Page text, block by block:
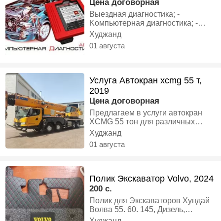
Цена договорная
Выездная диагноcтикa; -
Kомпьютерная диaгноcтика; -
Pемонт aвтoмобиля в доpогe c
дocтaвкой зап.чаcтeй, Сто,
автосервисы
Худжанд
01 августа
Услуга Автокран xcmg 55 т,
2019
Цена договорная
Предлагаем в услуги автокран
XCMG 55 тон для различных
строительных задач.
Грузоподъемность 55 тонн,
стрела длиной 50м без гуська,
краны проходят ТО гарантируем
надежность! Работаем 24/7 без
выходных и праздников. Погрузка
и разгрузка спецтехники до 55 тн.
Монтаж металлических
конструкций и перекрытий.
Худжанд
01 августа
Полик Экскаватор Volvo, 2024
200 c.
Полик для Экскаваторов Хундай
Волва 55. 60. 145, Дизель,
экскаватор